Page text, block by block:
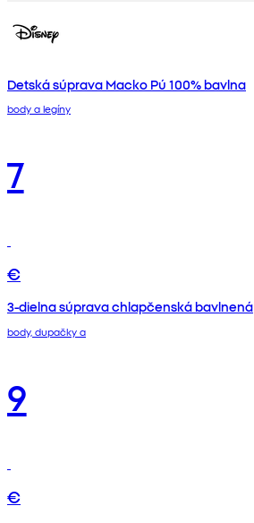
Detská súprava Macko Pú 100% bavlna
body a legíny
7
€
3-dielna súprava chlapčenská bavlnená
body, dupačky a
9
€